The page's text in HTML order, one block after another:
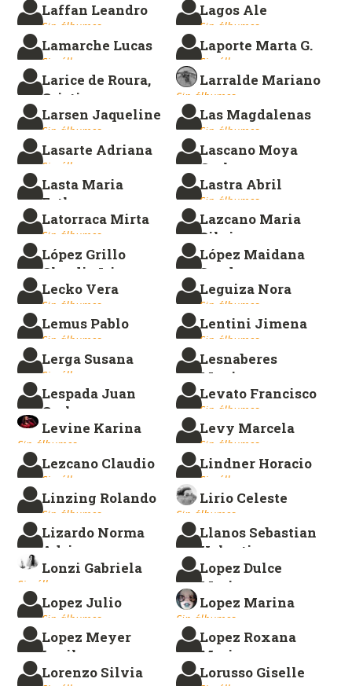
Laffan Leandro
Sin álbumes.
Lagos Ale
Sin álbumes.
Lamarche Lucas
Sin álbumes.
Laporte Marta G.
Sin álbumes.
Larice de Roura,
Cristina
Sin álbumes.
Larralde Mariano
Sin álbumes.
Larsen Jaqueline
Sin álbumes.
Las Magdalenas
Sin álbumes.
Lasarte Adriana
Sin álbumes.
Lascano Moya
Carlos
Sin álbumes.
Lasta Maria
Esther
Sin álbumes.
Lastra Abril
Sin álbumes.
Latorraca Mirta
Sin álbumes.
Lazcano Maria
Silvina
Sin álbumes.
López Grillo
Claudia Iris
Sin álbumes.
López Maidana
Sandra
Sin álbumes.
Lecko Vera
Sin álbumes.
Leguiza Nora
Sin álbumes.
Lemus Pablo
Sin álbumes.
Lentini Jimena
Sin álbumes.
Lerga Susana
Sin álbumes.
Lesnaberes
Monica
Sin álbumes.
Lespada Juan
Carlos
Sin álbumes.
Levato Francisco
Sin álbumes.
Levine Karina
Sin álbumes.
Levy Marcela
Sin álbumes.
Lezcano Claudio
Sin álbumes.
Lindner Horacio
Sin álbumes.
Linzing Rolando
Sin álbumes.
Lirio Celeste
Sin álbumes.
Lizardo Norma
Adriana
Sin álbumes.
Llanos Sebastian
Valentin
Sin álbumes.
Lonzi Gabriela
Sin álbumes.
Lopez Dulce
Maria
Sin álbumes.
Lopez Julio
Sin álbumes.
Lopez Marina
Sin álbumes.
Lopez Meyer
Lucila
Sin álbumes.
Lopez Roxana
Marina
Sin álbumes.
Lorenzo Silvia Lorusso Giselle